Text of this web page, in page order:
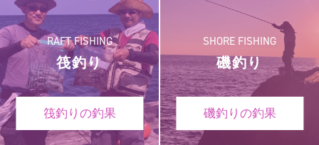
RAFT FISHING
筏釣り
筏釣りの釣果
SHORE FISHING
磯釣り
磯釣りの釣果